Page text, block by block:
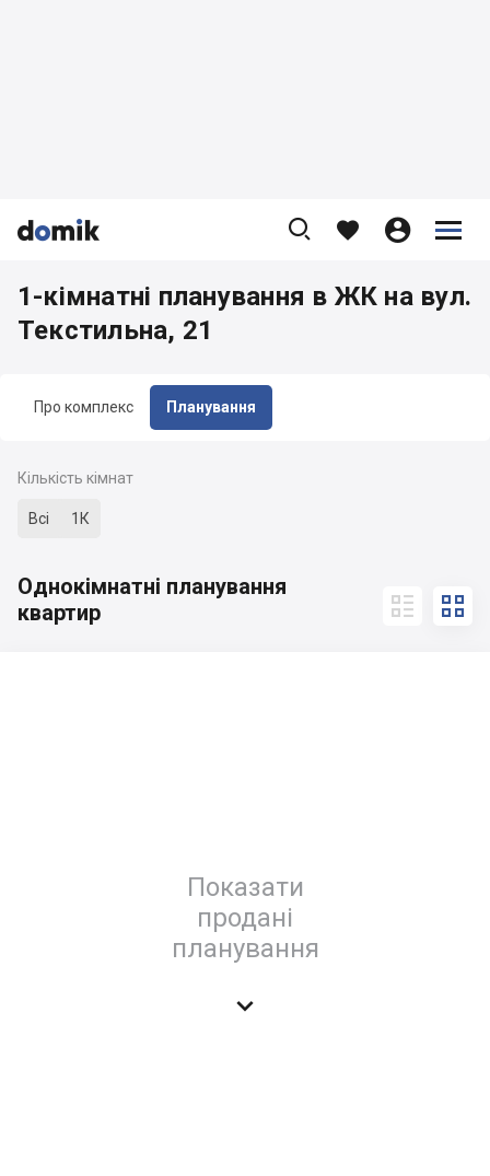


    


Про комплекс Планування
1-кімнатні планування в ЖК на вул.
Текстильна, 21
Кількість кімнат
Всі 1К
Однокімнатні планування
квартир
 
Показати
продані
планування
